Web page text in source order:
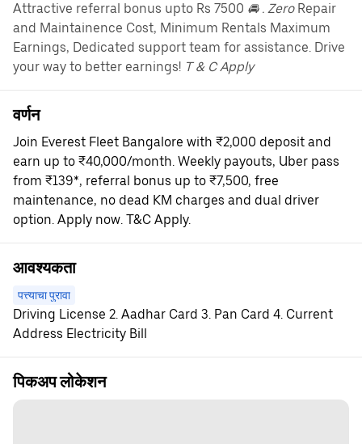
Attractive referral bonus upto Rs 7500 🚘 . ZeroRepair
and Maintainence Cost, Minimum Rentals Maximum
Earnings, Dedicated support team for assistance. Drive
your way to better earnings! T & C Apply
वर्णन
Join Everest Fleet Bangalore with ₹2,000 deposit and
earn up to ₹40,000/month. Weekly payouts, Uber pass
from ₹139*, referral bonus up to ₹7,500, free
maintenance, no dead KM charges and dual driver
option. Apply now. T&C Apply.
आवश्यकता
पत्त्याचा पुरावा
Driving License 2. Aadhar Card 3. Pan Card 4. Current
Address Electricity Bill
पिकअप लोकेशन